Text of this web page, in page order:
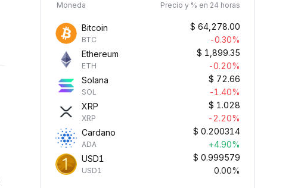
Moneda Precio y % en 24 horas
Bitcoin
BTC
$ 64,278.00
-0.30%
Ethereum
ETH
$ 1,899.35
-0.20%
Solana
SOL
$ 72.66
-1.40%
XRP
XRP
$ 1.028
-2.20%
Cardano
ADA
$ 0.200314
+4.90%
USD1
USD1
$ 0.999579
0.00%